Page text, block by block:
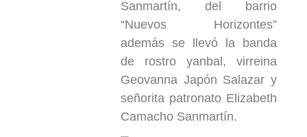
Sanmartín, del barrio
“Nuevos Horizontes”
además se llevó la banda
de rostro yanbal, virreina
Geovanna Japón Salazar y
señorita patronato Elizabeth
Camacho Sanmartín.